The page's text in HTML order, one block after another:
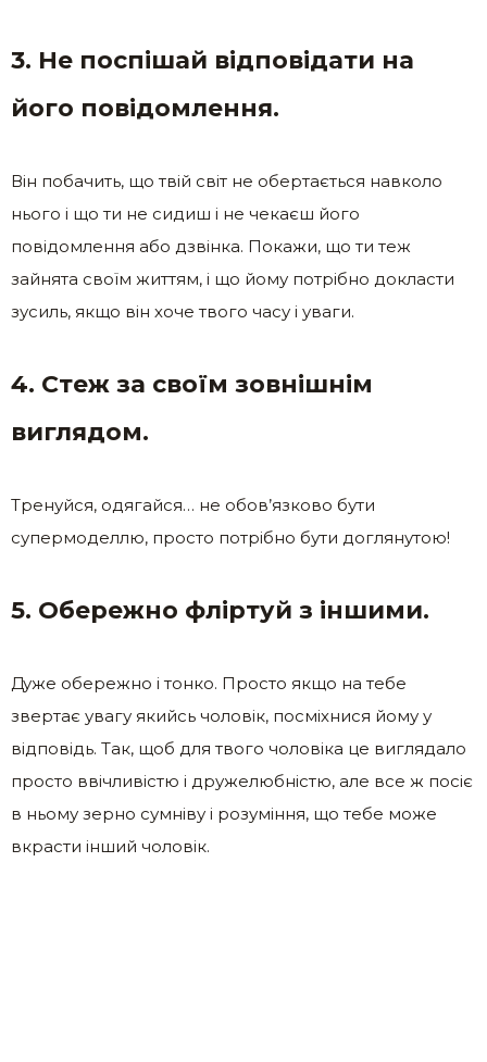
3. Не поспішай відповідати на
його повідомлення.
Він побачить, що твій світ не обертається навколо
нього і що ти не сидиш і не чекаєш його
повідомлення або дзвінка. Покажи, що ти теж
зайнята своїм життям, і що йому потрібно докласти
зусиль, якщо він хоче твого часу і уваги.
4. Стеж за своїм зовнішнім
виглядом.
Тренуйся, одягайся… не обов’язково бути
супермоделлю, просто потрібно бути доглянутою!
5. Обережно фліртуй з іншими.
Дуже обережно і тонко. Просто якщо на тебе
звертає увагу якийсь чоловік, посміхнися йому у
відповідь. Так, щоб для твого чоловіка це виглядало
просто ввічливістю і дружелюбністю, але все ж посіє
в ньому зерно сумніву і розуміння, що тебе може
вкрасти інший чоловік.